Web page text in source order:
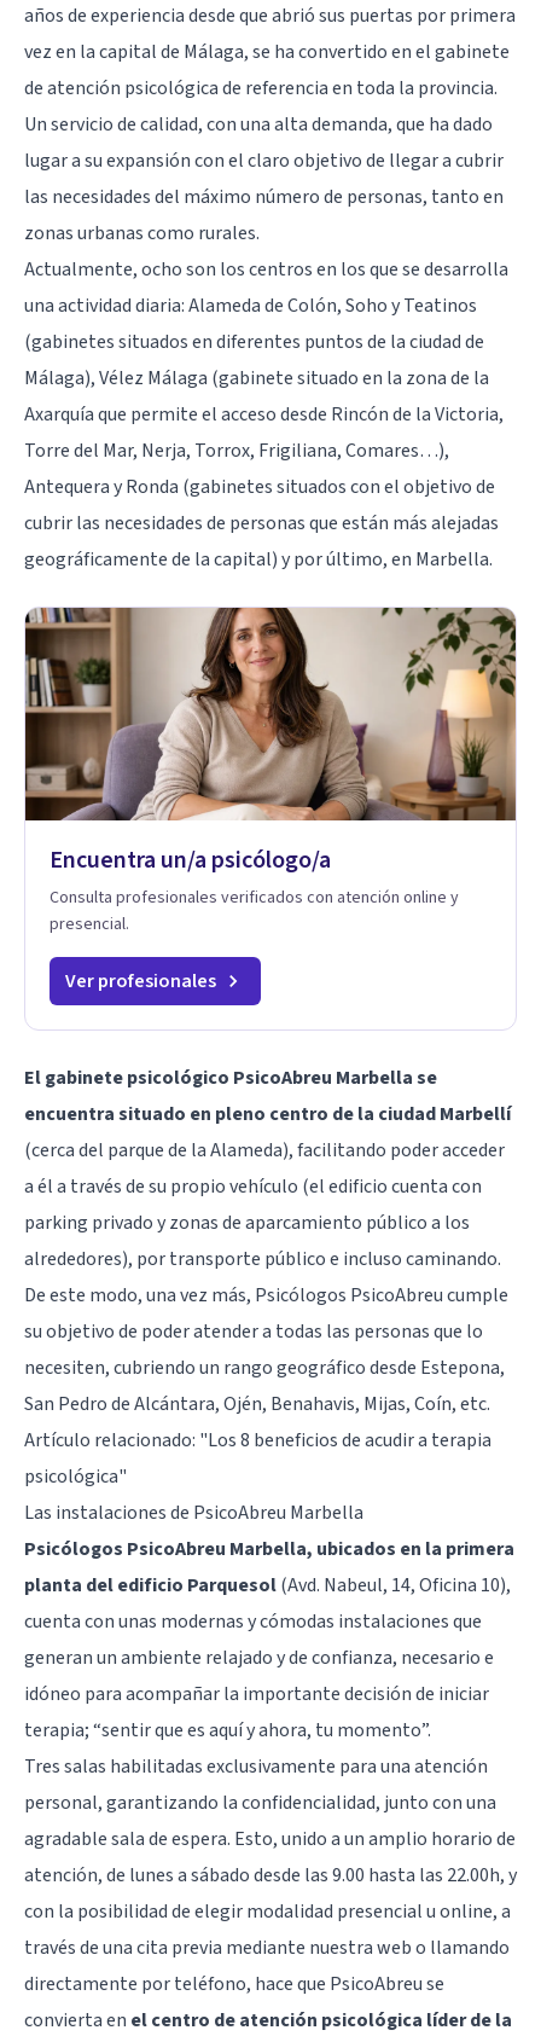
años de experiencia desde que abrió sus puertas por primera
vez en la capital de Málaga, se ha convertido en el gabinete
de atención psicológica de referencia en toda la provincia.
Un servicio de calidad, con una alta demanda, que ha dado
lugar a su expansión con el claro objetivo de llegar a cubrir
las necesidades del máximo número de personas, tanto en
zonas urbanas como rurales.
Actualmente, ocho son los centros en los que se desarrolla
una actividad diaria: Alameda de Colón, Soho y Teatinos
(gabinetes situados en diferentes puntos de la ciudad de
Málaga), Vélez Málaga (gabinete situado en la zona de la
Axarquía que permite el acceso desde Rincón de la Victoria,
Torre del Mar, Nerja, Torrox, Frigiliana, Comares…),
Antequera y Ronda (gabinetes situados con el objetivo de
cubrir las necesidades de personas que están más alejadas
geográficamente de la capital) y por último, en Marbella.
Encuentra un/a psicólogo/a
Consulta profesionales verificados con atención online y
presencial.
Ver profesionales
El gabinete psicológico PsicoAbreu Marbella se
encuentra situado en pleno centro de la ciudad Marbellí
(cerca del parque de la Alameda), facilitando poder acceder
a él a través de su propio vehículo (el edificio cuenta con
parking privado y zonas de aparcamiento público a los
alrededores), por transporte público e incluso caminando.
De este modo, una vez más, Psicólogos PsicoAbreu cumple
su objetivo de poder atender a todas las personas que lo
necesiten, cubriendo un rango geográfico desde Estepona,
San Pedro de Alcántara, Ojén, Benahavis, Mijas, Coín, etc.
Artículo relacionado: "Los 8 beneficios de acudir a terapia
psicológica"
Las instalaciones de PsicoAbreu Marbella
Psicólogos PsicoAbreu Marbella, ubicados en la primera
planta del edificio Parquesol(Avd. Nabeul, 14, Oficina 10),
cuenta con unas modernas y cómodas instalaciones que
generan un ambiente relajado y de confianza, necesario e
idóneo para acompañar la importante decisión de iniciar
terapia; “sentir que es aquí y ahora, tu momento”.
Tres salas habilitadas exclusivamente para una atención
personal, garantizando la confidencialidad, junto con una
agradable sala de espera. Esto, unido a un amplio horario de
atención, de lunes a sábado desde las 9.00 hasta las 22.00h, y
con la posibilidad de elegir modalidad presencial u online, a
través de una cita previa mediante nuestra web o llamando
directamente por teléfono, hace que PsicoAbreu se
convierta en el centro de atención psicológica líder de la